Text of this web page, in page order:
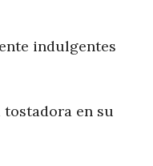
indulgentes
en su